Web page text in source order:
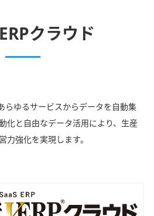
クラウド
らゆるサービスからデータを自動集
化と自由なデータ活用により、生産
力強化を実現します。